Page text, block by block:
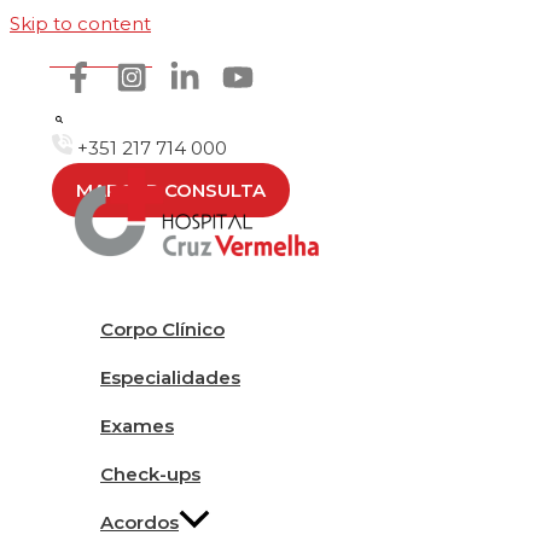
Skip to content
Como chegar
+351 217 714 000
MARCAR CONSULTA
Corpo Clínico
Especialidades
Exames
Check-ups
Acordos